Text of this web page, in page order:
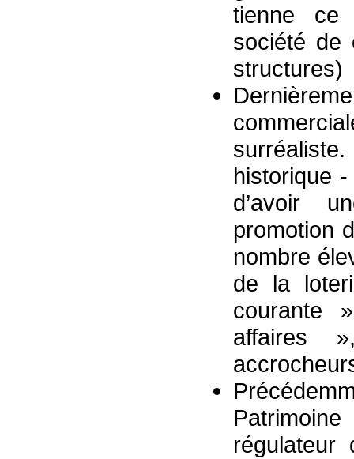
tienne ce
société de
structures)
historique
d’avoir
promotion
nombre
de la
courante
affaires